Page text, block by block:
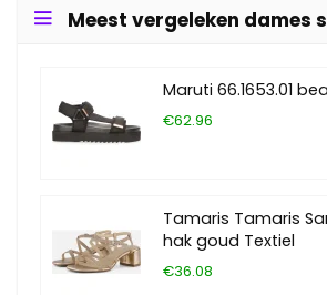
Meest vergeleken dames
Maruti 66.1653.01
€62.96
Tamaris Tamaris
hak goud Textiel
€36.08